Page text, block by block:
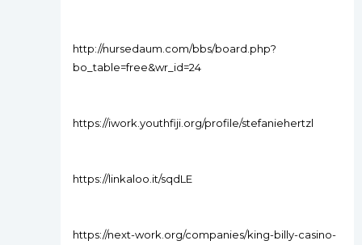
http://nursedaum.com/bbs/board.php?
bo_table=free&wr_id=24
https://iwork.youthfiji.org/profile/stefaniehertzl
https://linkaloo.it/sqdLE
https://next-work.org/companies/king-billy-casino-